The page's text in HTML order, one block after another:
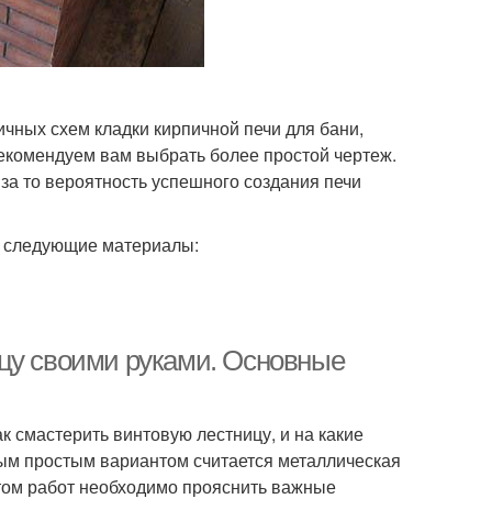
схем кладки кирпичной печи для бани,
вам выбрать более простой чертеж.
то вероятность успешного создания печи
следующие материалы:
своими руками. Основные
винтовую лестницу, и на какие
вариантом считается металлическая
работ необходимо прояснить важные